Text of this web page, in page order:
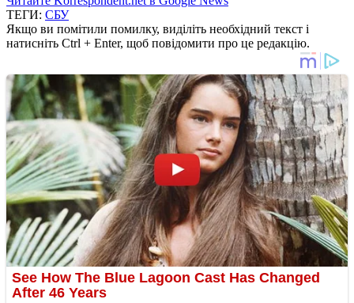
ТЕГИ: СБУ
Якщо ви помітили помилку, виділіть необхідний текст і
натисніть Ctrl + Enter, щоб повідомити про це редакцію.